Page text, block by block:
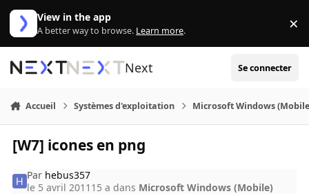
Aller au contenu
View in the app
A better way to browse. Learn more. ×
Next Se connecter
Accueil Systèmes d'exploitation Microsoft Windows
[W7] icones en png
Par hebus357
le 5 avril 2011 15 a dans Microsoft Windows (Mobile)